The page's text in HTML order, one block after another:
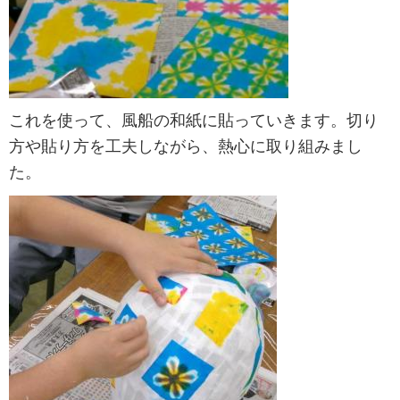
これを使って、風船の和紙に貼っていきます。切り
方や貼り方を工夫しながら、熱心に取り組みまし
た。